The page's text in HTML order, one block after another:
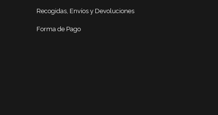
Recogidas, Envíos y Devoluciones
Forma de Pago